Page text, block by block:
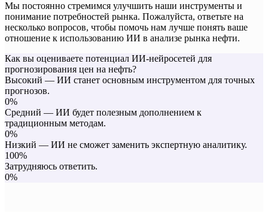
Мы постоянно стремимся улучшить наши инструменты и
понимание потребностей рынка. Пожалуйста, ответьте на
несколько вопросов, чтобы помочь нам лучше понять ваше
отношение к использованию ИИ в анализе рынка нефти.
Как вы оцениваете потенциал ИИ-нейросетей для
прогнозирования цен на нефть?
Высокий — ИИ станет основным инструментом для точных
прогнозов.
0%
Средний — ИИ будет полезным дополнением к
традиционным методам.
0%
Низкий — ИИ не сможет заменить экспертную аналитику.
100%
Затрудняюсь ответить.
0%